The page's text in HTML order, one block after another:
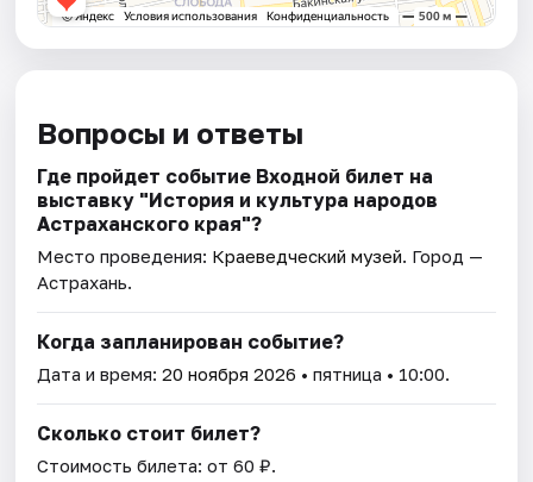
Вопросы и ответы
Где пройдет событие Входной билет на
выставку "История и культура народов
Астраханского края"?
Место проведения: Краеведческий музей. Город —
Астрахань.
Когда запланирован событие?
Дата и время:20 ноября 2026 • пятница • 10:00.
Сколько стоит билет?
Стоимость билета: от 60 ₽.